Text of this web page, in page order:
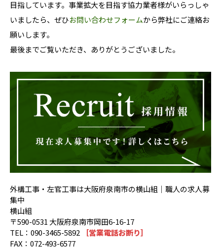
目指しています。事業拡大を目指す協力業者様がいらっしゃ
いましたら、ぜひお問い合わせフォームから弊社にご連絡お
願いします。
最後までご覧いただき、ありがとうございました。
外構工事・左官工事は大阪府泉南市の横山組｜職人の求人募
集中
横山組
〒590-0531 大阪府泉南市岡田6-16-17
TEL：090-3465-5892
［営業電話お断り］
FAX：072-493-6577